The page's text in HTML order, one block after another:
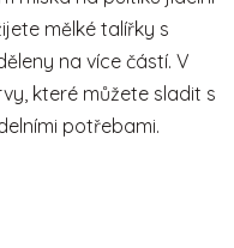
mělké talířky s
na více částí. V
které můžete sladit s
potřebami.